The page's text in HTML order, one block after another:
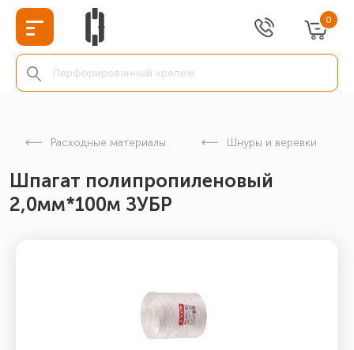
0
Расходные материалы Шнуры и веревки
Шпагат полипропиленовый
2,0мм*100м ЗУБР